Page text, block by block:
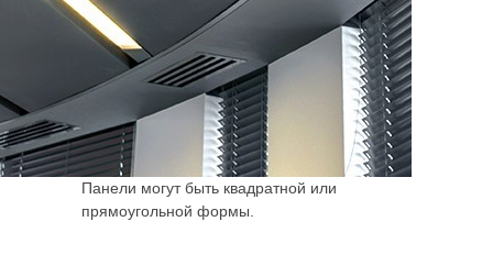
Панели могут быть квадратной или
прямоугольной формы.